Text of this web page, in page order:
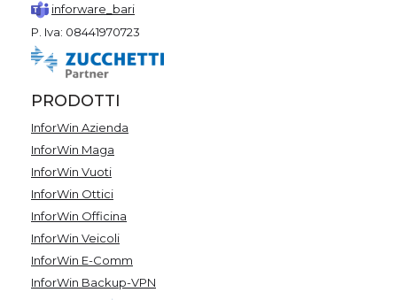
inforware_bari
P. Iva: 08441970723
PRODOTTI
InforWin Azienda
InforWin Maga
InforWin Vuoti
InforWin Ottici
InforWin Officina
InforWin Veicoli
InforWin E-Comm
InforWin Backup-VPN